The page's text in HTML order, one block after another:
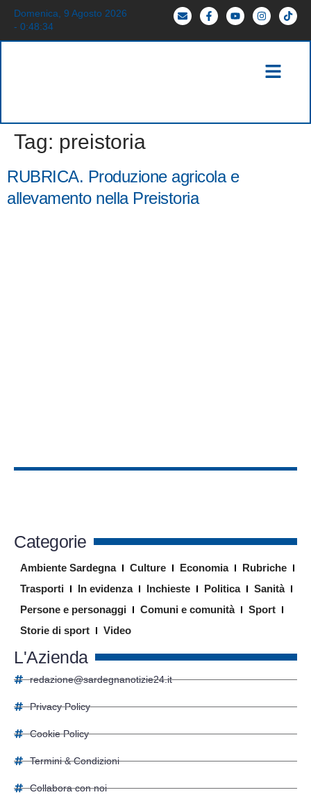
Domenica, 9 Agosto 2026
- 0:48:34
Tag: preistoria
RUBRICA. Produzione agricola e
allevamento nella Preistoria
Categorie
Ambiente Sardegna Culture Economia
Rubriche
Trasporti
In evidenza Inchieste Politica
Sanità
Persone e personaggi
Comuni e comunità
Sport
Storie di sport
Video
L'Azienda
redazione@sardegnanotizie24.it
Privacy Policy
Cookie Policy
Termini & Condizioni
Collabora con noi